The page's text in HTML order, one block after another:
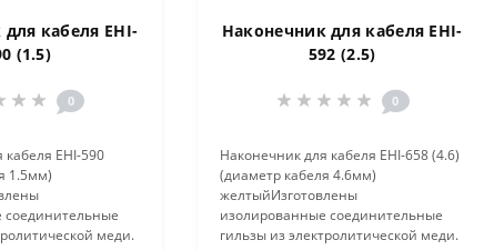
кабеля EHI-
(1.5)
0
EHI-590
1.5мм)
меди.
Наконечник для кабеля EHI-
592 (2.5)
0
Наконечник для кабеля EHI-658 (4.6)
(диаметр кабеля 4.6мм)
желтыйИзготовлены
изолированные соединительные
гильзы из электролитической меди.